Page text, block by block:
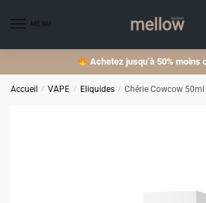
MENU
Achetez jusqu’à 50% moins
Accueil / VAPE / Eliquides / Chérie Cowcow